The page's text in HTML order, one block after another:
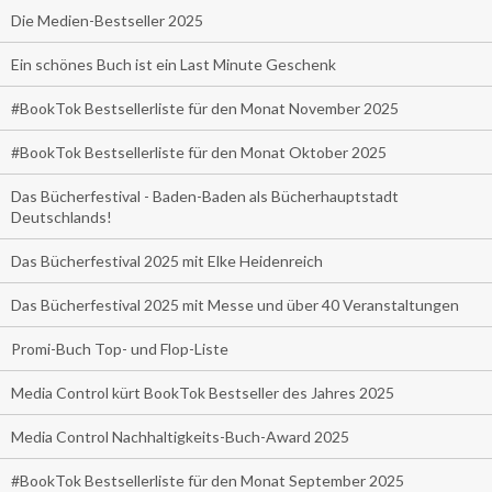
Die Medien-Bestseller 2025
Ein schönes Buch ist ein Last Minute Geschenk
#BookTok Bestsellerliste für den Monat November 2025
#BookTok Bestsellerliste für den Monat Oktober 2025
Das Bücherfestival - Baden-Baden als Bücherhauptstadt
Deutschlands!
Das Bücherfestival 2025 mit Elke Heidenreich
Das Bücherfestival 2025 mit Messe und über 40 Veranstaltungen
Promi-Buch Top- und Flop-Liste
Media Control kürt BookTok Bestseller des Jahres 2025
Media Control Nachhaltigkeits-Buch-Award 2025
#BookTok Bestsellerliste für den Monat September 2025